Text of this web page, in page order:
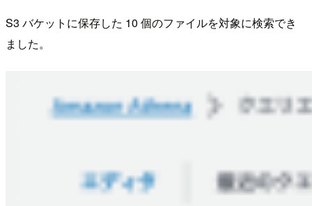
S3 バケットに保存した 10 個のファイルを対象に検索でき
ました。